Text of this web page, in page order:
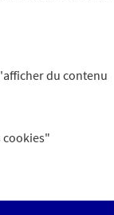
du contenu
cookies"